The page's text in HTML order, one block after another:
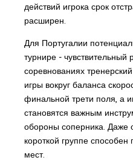
действий игрока срок
расширен.
Для Португалии
турнире - чувствительный
соревнованиях
игры вокруг баланса
финальной трети поля, а
становятся важным
обороны соперника.
короткой группе
мест.